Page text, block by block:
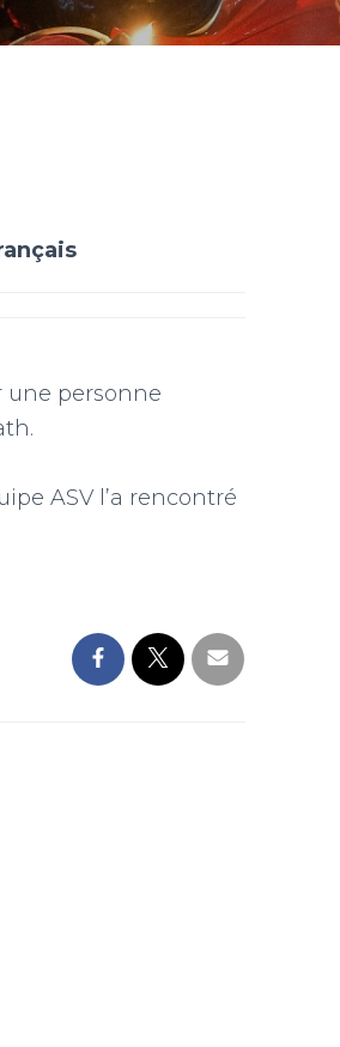
une personne
ASV l’a rencontré